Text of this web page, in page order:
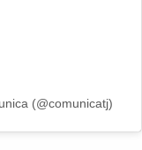
(@comunicatj)